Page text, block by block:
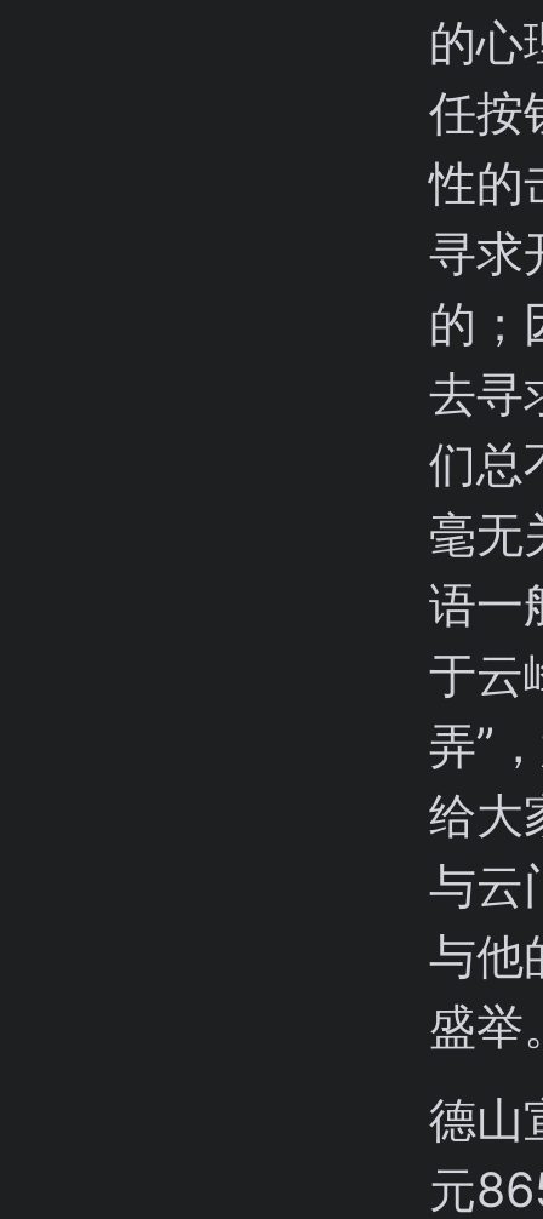
的心
任按
性的
寻求
的；
去寻
们总
毫无
语一
于云
弄”
给大
与云
与他
盛举
德山
元